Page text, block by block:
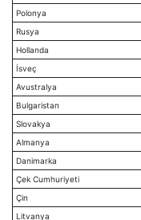
Polonya
Rusya
Hollanda
İsveç
Avustralya
Bulgaristan
Slovakya
Almanya
Danimarka
Çek Cumhuriyeti
Çin
Litvanya